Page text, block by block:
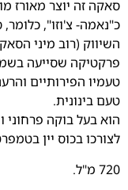
כ"נאמה- צ'וזו",
השיווק (רוב מיני
פרקטיקה שסייעה
טעמיו הפירותיים
טעם בינונית.
הוא בעל בוקה פרחוני
לצורכו בכוס יין בטמפרטורה של בין
720 מ"ל.